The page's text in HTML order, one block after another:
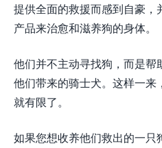
提供全面的救援而感到自豪，
产品来治愈和滋养狗的身体。
他们并不主动寻找狗，而是
他们带来的骑士犬。这样一来
就有限了。
如果您想收养他们救出的一